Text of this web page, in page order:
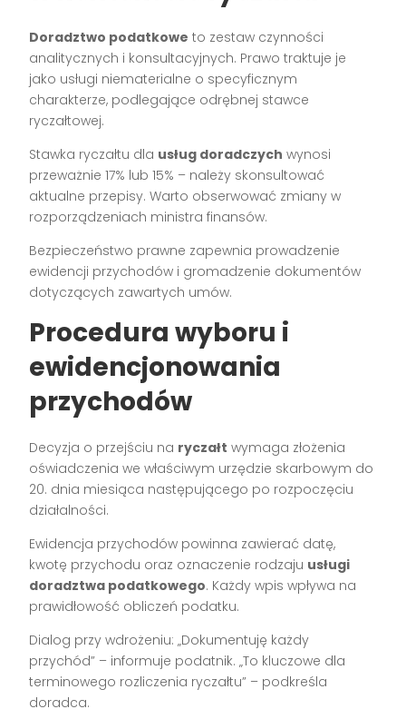
Doradztwo podatkowe to zestaw czynności
analitycznych i konsultacyjnych. Prawo traktuje je
jako usługi niematerialne o specyficznym
charakterze, podlegające odrębnej stawce
ryczałtowej.
Stawka ryczałtu dla usług doradczych wynosi
przeważnie 17% lub 15% – należy skonsultować
aktualne przepisy. Warto obserwować zmiany w
rozporządzeniach ministra finansów.
Bezpieczeństwo prawne zapewnia prowadzenie
ewidencji przychodów i gromadzenie dokumentów
dotyczących zawartych umów.
Procedura wyboru i
ewidencjonowania
przychodów
Decyzja o przejściu na ryczałt wymaga złożenia
oświadczenia we właściwym urzędzie skarbowym do
20. dnia miesiąca następującego po rozpoczęciu
działalności.
Ewidencja przychodów powinna zawierać datę,
kwotę przychodu oraz oznaczenie rodzaju usługi
doradztwa podatkowego. Każdy wpis wpływa na
prawidłowość obliczeń podatku.
Dialog przy wdrożeniu: „Dokumentuję każdy
przychód” – informuje podatnik. „To kluczowe dla
terminowego rozliczenia ryczałtu” – podkreśla
doradca.